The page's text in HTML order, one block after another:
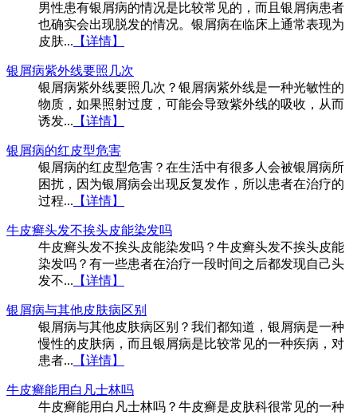
男性患有银屑病的情况是比较常见的，而且银屑病患者
也确实会出现脱发的情况。银屑病在临床上通常表现为
皮肤... 【详情】
银屑病紫外线要照几次
银屑病紫外线要照几次？银屑病紫外线是一种光敏性的
物质，如果照射过度，可能会导致紫外线的吸收，从而
诱发... 【详情】
银屑病的红皮型危害
银屑病的红皮型危害？在生活中有很多人会被银屑病所
困扰，因为银屑病会出现反复发作，所以患者在治疗的
过程... 【详情】
牛皮癣头发不挨头皮能染发吗
牛皮癣头发不挨头皮能染发吗？牛皮癣头发不挨头皮能
染发吗？有一些患者在治疗一段时间之后都发现自己头
发不... 【详情】
银屑病与其他皮肤病区别
银屑病与其他皮肤病区别？我们都知道，银屑病是一种
慢性的皮肤病，而且银屑病是比较常见的一种疾病，对
患者... 【详情】
牛皮癣能用白凡士林吗
牛皮癣能用白凡士林吗？牛皮癣是皮肤科很常见的一种